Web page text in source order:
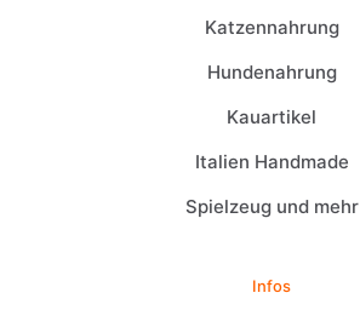
Katzennahrung
Hundenahrung
Kauartikel
Italien Handmade
Spielzeug und mehr
Infos